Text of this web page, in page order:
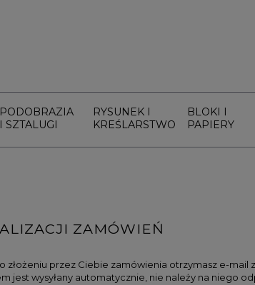
PODOBRAZIA
I SZTALUGI
RYSUNEK I
KREŚLARSTWO
BLOKI I
PAPIERY
ZAMÓWIEŃ
złożeniu przez Ciebie zamówienia otrzymasz e-
jest wysyłany automatycznie, nie należy na niego